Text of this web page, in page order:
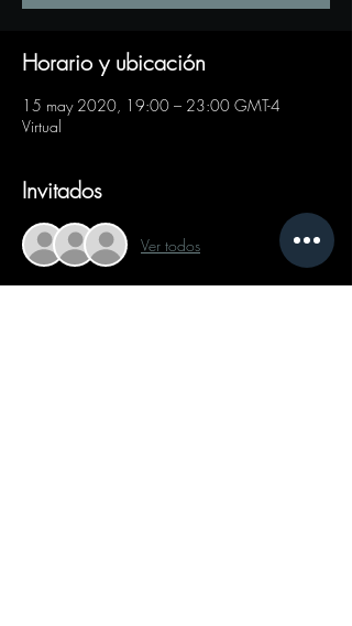
Horario y ubicación
15 may 2020, 19:00 – 23:00 GMT-4
Virtual
Invitados
Ver todos